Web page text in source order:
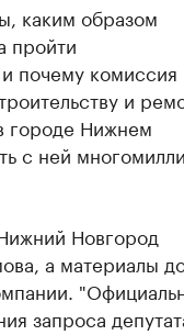
каким образом
пройти
почему комиссия
и
городе Нижнем
с ней
Новгород
а материалы
запроса